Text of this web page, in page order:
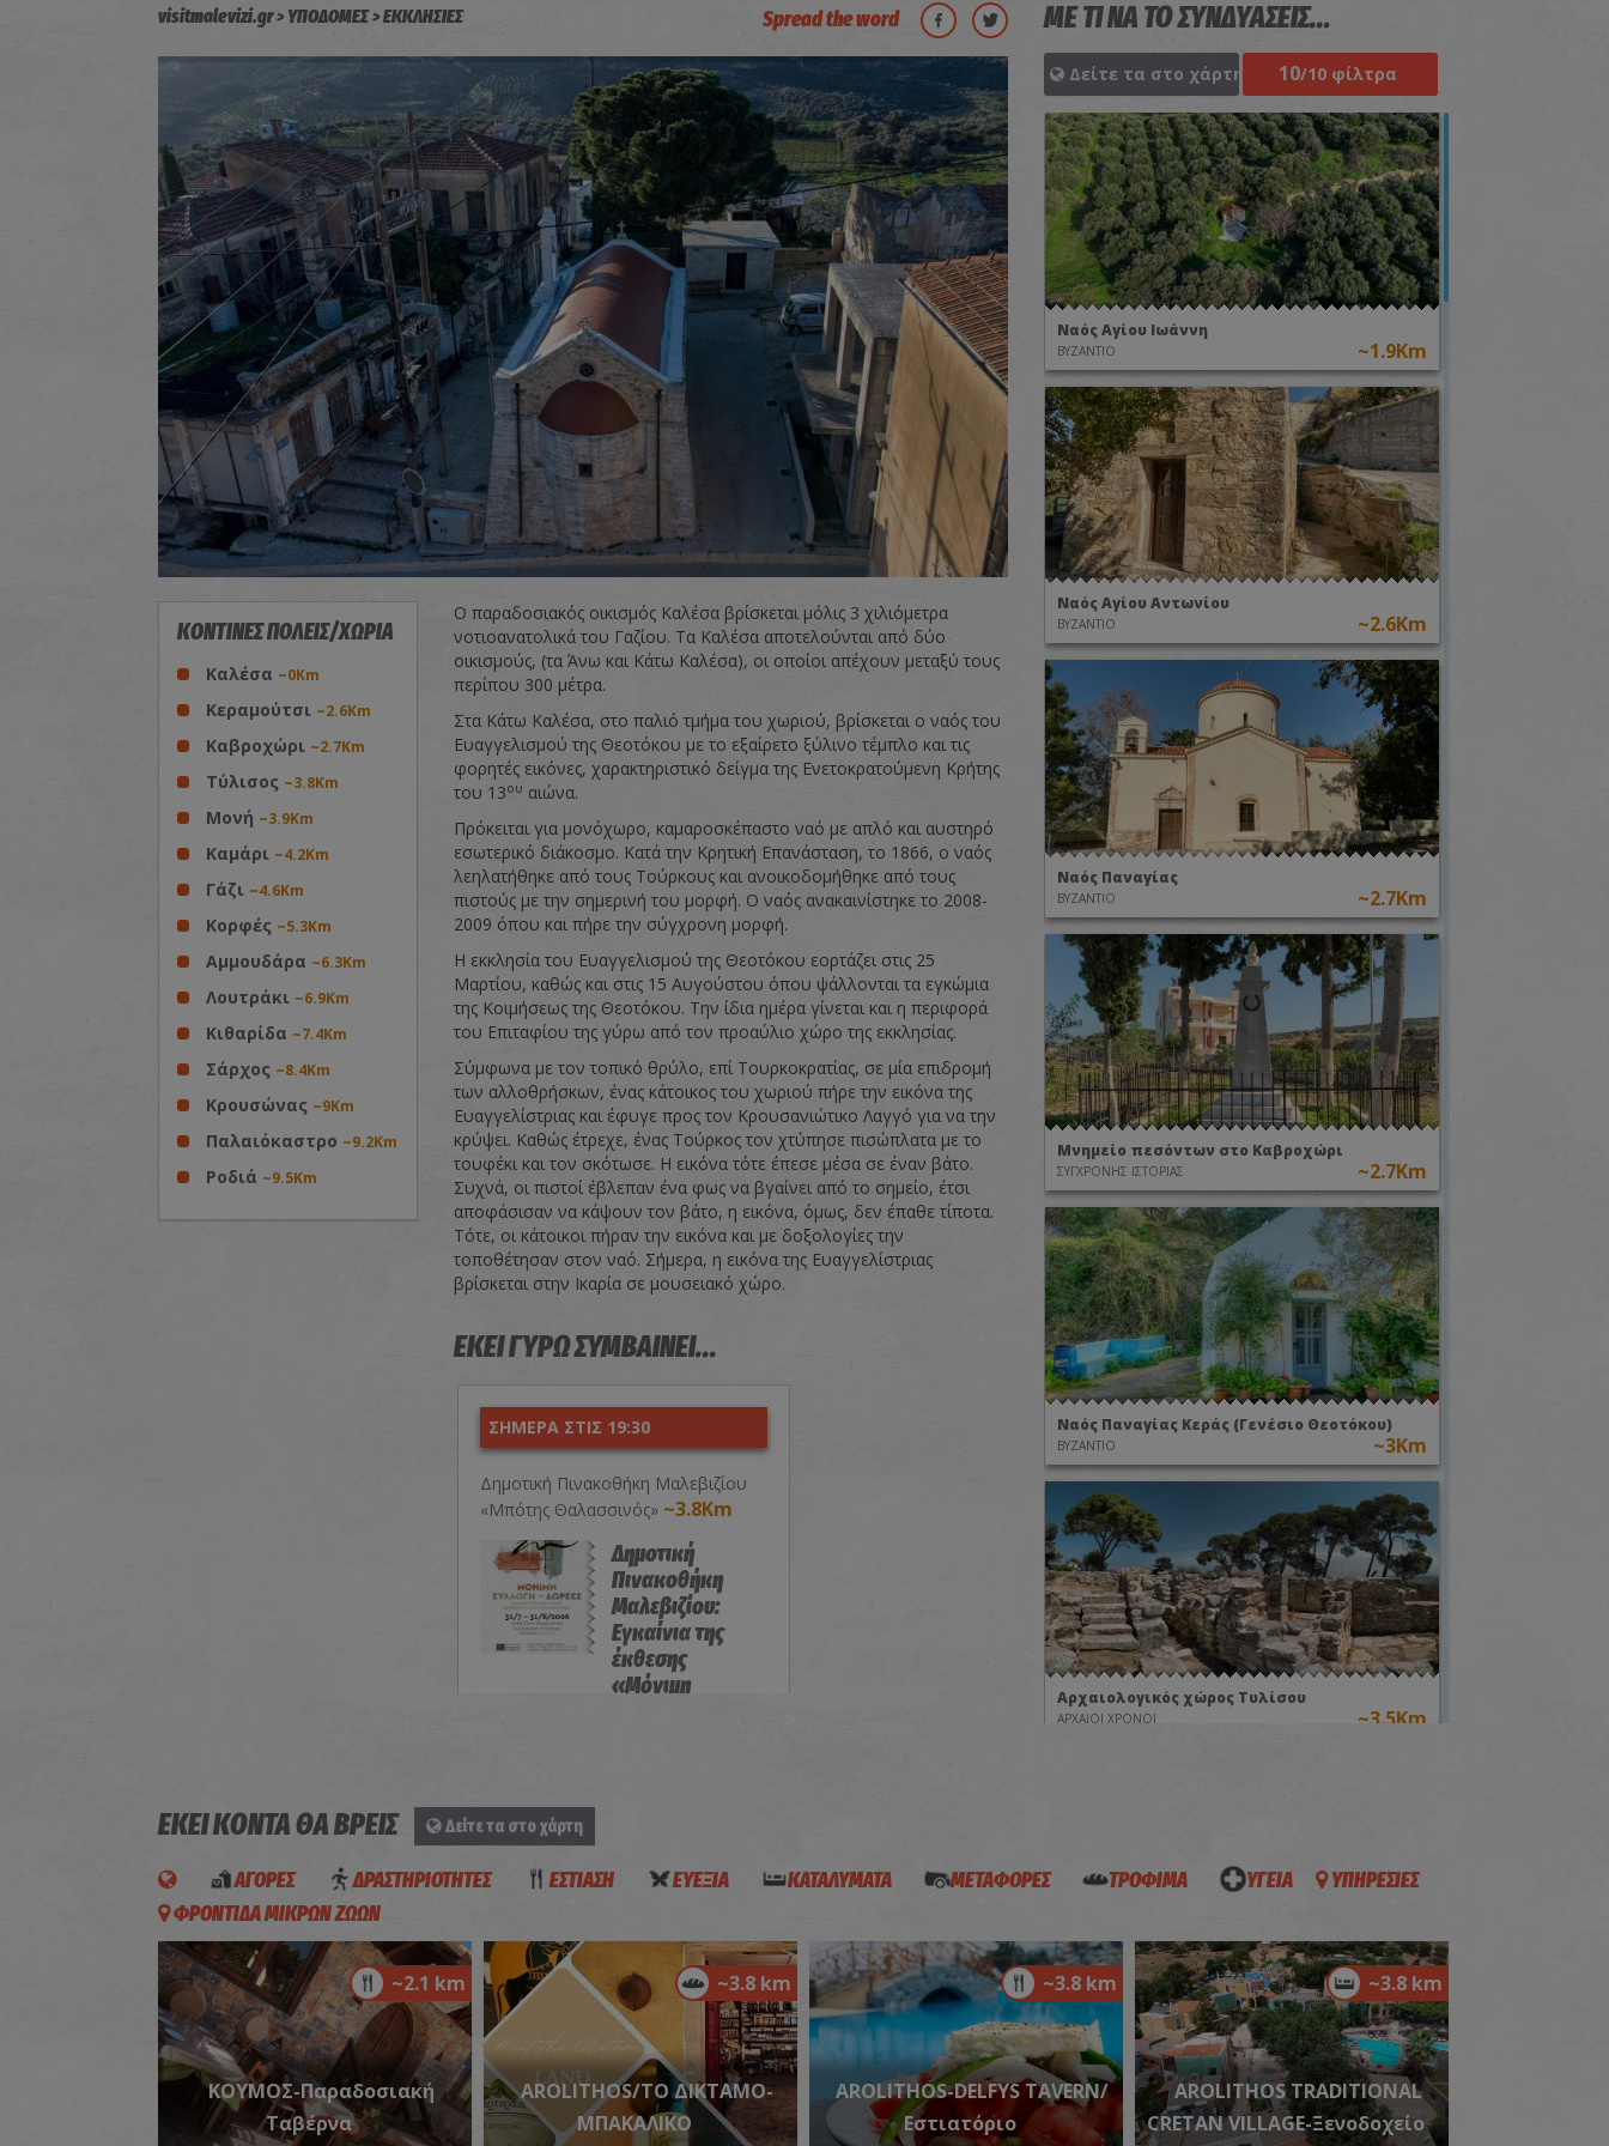
visitmalevizi.gr ΥΠΟΔΟΜΕΣ ΕΚΚΛΗΣΙΕΣ Spread the word
ΚΟΝΤΙΝΕΣ ΠΟΛΕΙΣ/ΧΩΡΙΑ
Καλέσα ~0Km
Κεραμούτσι ~2.6Km
Καβροχώρι ~2.7Km
Τύλισος ~3.8Km
Μονή ~3.9Km
Καμάρι ~4.2Km
Γάζι ~4.6Km
Κορφές ~5.3Km
Αμμουδάρα ~6.3Km
Λουτράκι ~6.9Km
Κιθαρίδα ~7.4Km
Σάρχος ~8.4Km
Κρουσώνας ~9Km
Παλαιόκαστρο ~9.2Km
Ροδιά ~9.5Km
Ο παραδοσιακός οικισμός Καλέσα βρίσκεται μόλις 3 χιλιόμετρα
νοτιοανατολικά του Γαζίου. Τα Καλέσα αποτελούνται από δύο
οικισμούς, (τα Άνω και Κάτω Καλέσα), οι οποίοι απέχουν μεταξύ τους
περίπου 300 μέτρα.
Στα Κάτω Καλέσα, στο παλιό τμήμα του χωριού, βρίσκεται ο ναός του
Ευαγγελισμού της Θεοτόκου με το εξαίρετο ξύλινο τέμπλο και τις
φορητές εικόνες, χαρακτηριστικό δείγμα της Ενετοκρατούμενη Κρήτης
του 13ου αιώνα.
Πρόκειται για μονόχωρο, καμαροσκέπαστο ναό με απλό και αυστηρό
εσωτερικό διάκοσμο. Κατά την Κρητική Επανάσταση, το 1866, ο ναός
λεηλατήθηκε από τους Τούρκους και ανοικοδομήθηκε από τους
πιστούς με την σημερινή του μορφή. Ο ναός ανακαινίστηκε το 2008-
2009 όπου και πήρε την σύγχρονη μορφή.
Η εκκλησία του Ευαγγελισμού της Θεοτόκου εορτάζει στις 25
Μαρτίου, καθώς και στις 15 Αυγούστου όπου ψάλλονται τα εγκώμια
της Κοιμήσεως της Θεοτόκου. Την ίδια ημέρα γίνεται και η περιφορά
του Επιταφίου της γύρω από τον προαύλιο χώρο της εκκλησίας.
Σύμφωνα με τον τοπικό θρύλο, επί Τουρκοκρατίας, σε μία επιδρομή
των αλλοθρήσκων, ένας κάτοικος του χωριού πήρε την εικόνα της
Ευαγγελίστριας και έφυγε προς τον Κρουσανιώτικο Λαγγό για να την
κρύψει. Καθώς έτρεχε, ένας Τούρκος τον χτύπησε πισώπλατα με το
τουφέκι και τον σκότωσε. Η εικόνα τότε έπεσε μέσα σε έναν βάτο.
Συχνά, οι πιστοί έβλεπαν ένα φως να βγαίνει από το σημείο, έτσι
αποφάσισαν να κάψουν τον βάτο, η εικόνα, όμως, δεν έπαθε τίποτα.
Τότε, οι κάτοικοι πήραν την εικόνα και με δοξολογίες την
τοποθέτησαν στον ναό. Σήμερα, η εικόνα της Ευαγγελίστριας
βρίσκεται στην Ικαρία σε μουσειακό χώρο.
ΕΚΕΙ ΓΥΡΩ ΣΥΜΒΑΙΝΕΙ...
ΣΗΜΕΡΑ ΣΤΙΣ 19:30
Δημοτική Πινακοθήκη Μαλεβιζίου
«Μπότης Θαλασσινός» ~3.8Km
Δημοτική
Πινακοθήκη
Μαλεβιζίου:
Εγκαίνια της
έκθεσης
«Μόνιμη
ΜΕ ΤΙ ΝΑ ΤΟ ΣΥΝΔΥΑΣΕΙΣ...
Δείτε τα στο χάρτη 10/10 φίλτρα
Ναός Αγίου Ιωάννη
ΒΥΖΑΝΤΙΟ ~1.9Km
Ναός Αγίου Αντωνίου
ΒΥΖΑΝΤΙΟ ~2.6Km
Ναός Παναγίας
ΒΥΖΑΝΤΙΟ ~2.7Km
Μνημείο πεσόντων στο Καβροχώρι
ΣΥΓΧΡΟΝΗΣ ΙΣΤΟΡΙΑΣ ~2.7Km
Ναός Παναγίας Κεράς (Γενέσιο Θεοτόκου)
ΒΥΖΑΝΤΙΟ ~3Km
Αρχαιολογικός χώρος Τυλίσου
ΑΡΧΑΙΟΙ ΧΡΟΝΟΙ ~3.5Km
«Κρύα Βρύση» στον Τύλισο
ΙΔΙΑΙΤΕΡΕΣ ΘΕΣΕΙΣ ~3.8Km
ΕΚΕΙ ΚΟΝΤΑ ΘΑ ΒΡΕΙΣ Δείτε τα στο χάρτη
ΑΓΟΡΕΣ ΔΡΑΣΤΗΡΙΟΤΗΤΕΣ ΕΣΤΙΑΣΗ ΕΥΕΞΙΑ ΚΑΤΑΛΥΜΑΤΑ ΜΕΤΑΦΟΡΕΣ ΤΡΟΦΙΜΑ ΥΓΕΙΑ
ΥΠΗΡΕΣΙΕΣ
ΦΡΟΝΤΙΔΑ ΜΙΚΡΩΝ ΖΩΩΝ
~2.1 km
ΚΟΥΜΟΣ-Παραδοσιακή
Ταβέρνα
~3.8 km
AROLITHOS/ΤΟ ΔΙΚΤΑΜΟ-
ΜΠΑΚΑΛΙΚΟ
~3.8 km
AROLITHOS-DELFYS TAVERN/
Εστιατόριο
~3.8 km
AROLITHOS TRADITIONAL
CRETAN VILLAGE-Ξενοδοχείο